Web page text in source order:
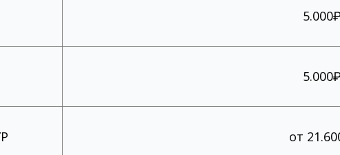
от